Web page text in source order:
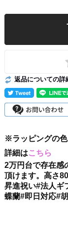
返品についての詳
※ラッピングの色
詳細はこちら
2万円台で存在感
頂けます。高さ
昇進祝い#法人ギ
蝶蘭#即日対応#